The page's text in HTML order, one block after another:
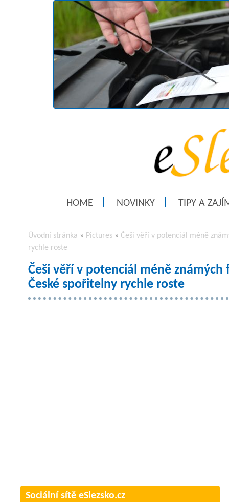
HOME NOVINKY TIPY A
Úvodní stránka » Pictures » Češi věří v potenciál méně
rychle roste
Češi věří v potenciál méně známých
České spořitelny rychle roste
Sociální sítě eSlezsko.cz